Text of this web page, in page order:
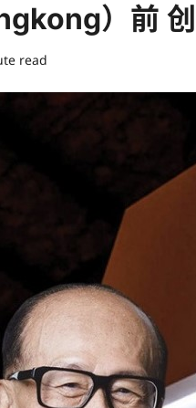
）前
read